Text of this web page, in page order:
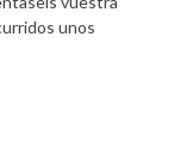
unos